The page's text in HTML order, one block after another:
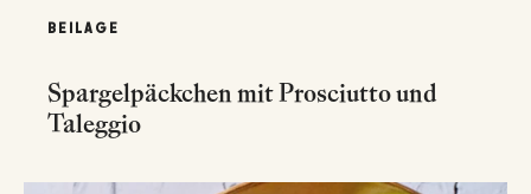
BEILAGE
Spargelpäckchen mit Prosciutto und
Taleggio